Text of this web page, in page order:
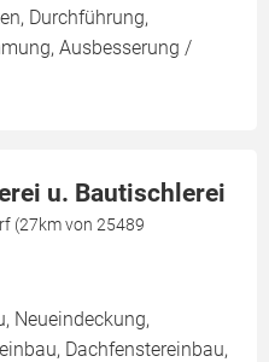
Durchführung,
Ausbesserung /
u. Bautischlerei
(27km von 25489
Neueindeckung,
Dachfenstereinbau,